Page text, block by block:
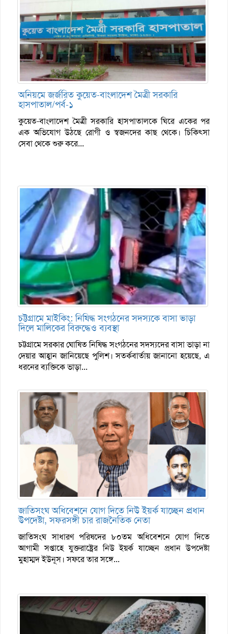
অনিয়মে জর্জরিত কুয়েত-বাংলাদেশ মৈত্রী সরকারি
হাসপাতাল/পর্ব-১
কুয়েত-বাংলাদেশ মৈত্রী সরকারি হাসপাতালকে ঘিরে একের পর
এক অভিযোগ উঠছে রোগী ও স্বজনদের কাছ থেকে। চিকিৎসা
সেবা থেকে শুরু করে...
চট্টগ্রামে মাইকিং: নিষিদ্ধ সংগঠনের সদস্যকে বাসা ভাড়া
দিলে মালিকের বিরুদ্ধেও ব্যবস্থা
চট্টগ্রামে সরকার ঘোষিত নিষিদ্ধ সংগঠনের সদস্যদের বাসা ভাড়া না
দেয়ার আহ্বান জানিয়েছে পুলিশ। সতর্কবার্তায় জানানো হয়েছে, এ
ধরনের ব্যক্তিকে ভাড়া...
জাতিসংঘ অধিবেশনে যোগ দিতে নিউ ইয়র্ক যাচ্ছেন প্রধান
উপদেষ্টা, সফরসঙ্গী চার রাজনৈতিক নেতা
জাতিসংঘ সাধারণ পরিষদের ৮০তম অধিবেশনে যোগ দিতে
আগামী সপ্তাহে যুক্তরাষ্ট্রের নিউ ইয়র্ক যাচ্ছেন প্রধান উপদেষ্টা
মুহাম্মদ ইউনূস। সফরে তার সঙ্গে...